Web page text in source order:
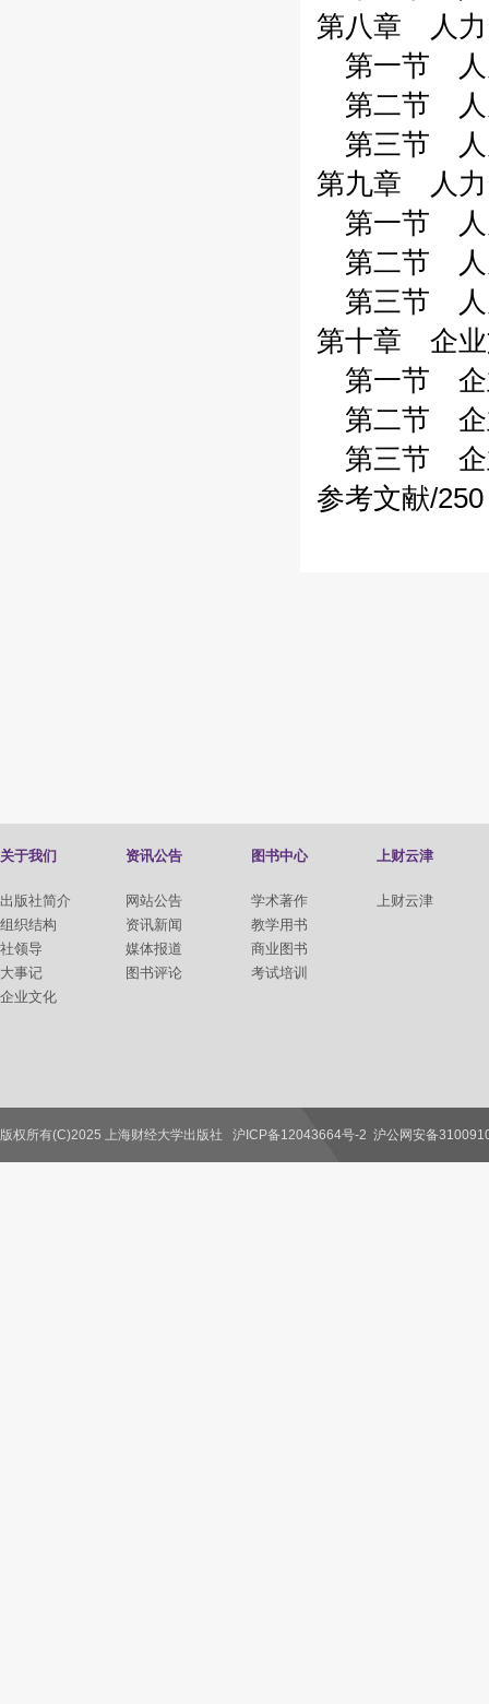
第八章 人力
第一节 人
第二节 人
第三节 人
第九章 人力
第一节 人
第二节 人
第三节 人
第十章 企业
第一节 企
第二节 企
第三节 企
参考文献/250
关于我们
出版社简介
组织结构
社领导
大事记
企业文化
资讯公告
网站公告
资讯新闻
媒体报道
图书评论
图书中心
学术著作
教学用书
商业图书
考试培训
上财云津
上财云津
联系我们
版权所有(C)2025 上海财经大学出版社 沪ICP备12043664号-2 沪公网安备